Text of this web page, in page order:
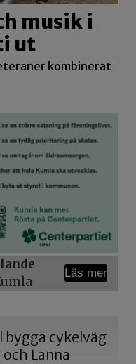
musik i
ut
kombinerat
Läs mer
bygga cykelväg
Lanna